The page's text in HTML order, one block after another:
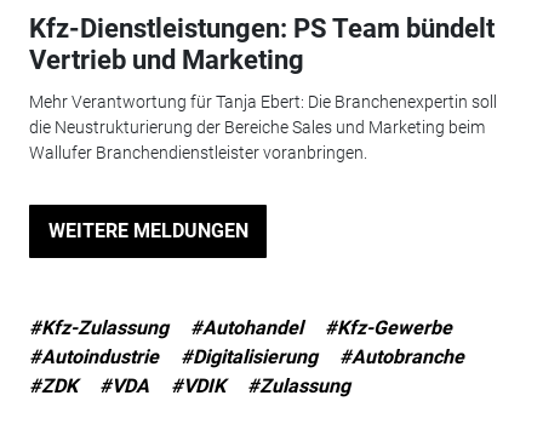
Kfz-Dienstleistungen: PS Team bündelt
Vertrieb und Marketing
Mehr Verantwortung für Tanja Ebert: Die Branchenexpertin soll
die Neustrukturierung der Bereiche Sales und Marketing beim
Wallufer Branchendienstleister voranbringen.
WEITERE MELDUNGEN
#Kfz-Zulassung #Autohandel
#Kfz-Gewerbe
#Autoindustrie
#Digitalisierung
#Autobranche
#ZDK
#VDA #VDIK #Zulassung